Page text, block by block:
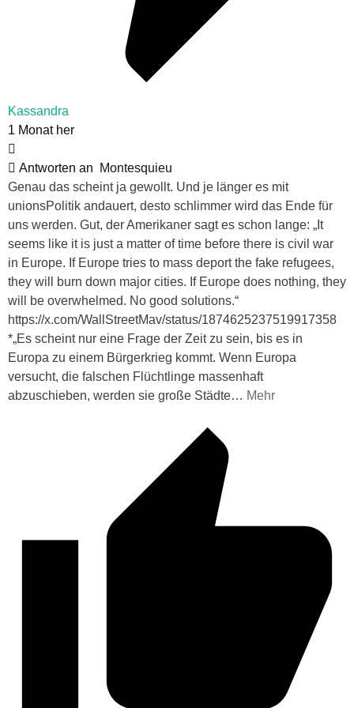
Kassandra
1 Monat her
Antworten an
Montesquieu
Genau das scheint ja gewollt. Und je länger es mit
unionsPolitik andauert, desto schlimmer wird das Ende für
uns werden. Gut, der Amerikaner sagt es schon lange: „It
seems like it is just a matter of time before there is civil war
in Europe. If Europe tries to mass deport the fake refugees,
they will burn down major cities. If Europe does nothing, they
will be overwhelmed. No good solutions.“
https://x.com/WallStreetMav/status/1874625237519917358
*„Es scheint nur eine Frage der Zeit zu sein, bis es in
Europa zu einem Bürgerkrieg kommt. Wenn Europa
versucht, die falschen Flüchtlinge massenhaft
abzuschieben, werden sie große Städte… Mehr